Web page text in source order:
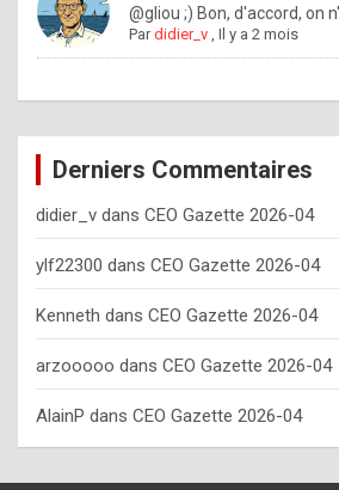
w
o
e
y
o
u
s
h
o
@gliou ;) Bon, d'accord, on
Pardidier_v ,Il y a 2 mois
Derniers Commentaires
didier_v dans CEO Gazette 2026-04
ylf22300 dans CEO Gazette 2026-04
Kenneth dans CEO Gazette 2026-04
arzooooo dans CEO Gazette 2026-04
AlainP dans CEO Gazette 2026-04